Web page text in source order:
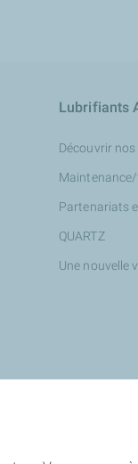
Lubrifiants
Découvrir
Partenariats
QUARTZ
Une nouvelle